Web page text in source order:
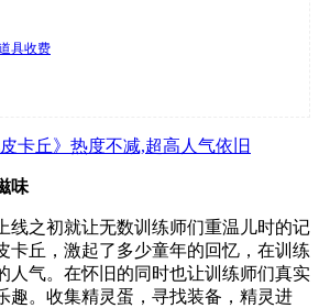
具收费
味
线之初就让无数训练师们重温儿时的记
卡丘，激起了多少童年的回忆，在训练
人气。在怀旧的同时也让训练师们真实
趣。收集精灵蛋，寻找装备，精灵进